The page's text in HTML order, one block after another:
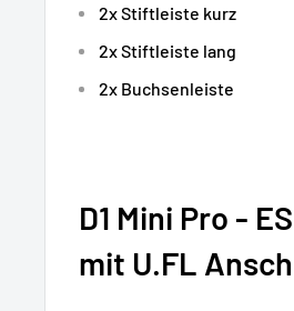
2x Stiftleiste kurz
2x Stiftleiste lang
2x Buchsenleiste
D1 Mini Pro -
mit U.FL